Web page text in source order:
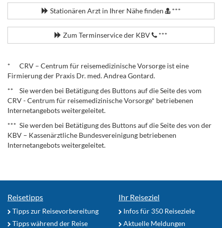
Stationären Arzt in Ihrer Nähe finden ***
Zum Terminservice der KBV ***
* CRV – Centrum für reisemedizinische Vorsorge ist eine
Firmierung der Praxis Dr. med. Andrea Gontard.
** Sie werden bei Betätigung des Buttons auf die Seite des vom
CRV - Centrum für reisemedizinische Vorsorge* betriebenen
Internetangebots weitergeleitet.
*** Sie werden bei Betätigung des Buttons auf die Seite des von der
KBV – Kassenärztliche Bundesvereinigung betriebenen
Internetangebots weitergeleitet.
Reisetipps
Tipps zur Reisevorbereitung
Tipps während der Reise
Ihr Reiseziel
Infos für 350 Reiseziele
Aktuelle Meldungen